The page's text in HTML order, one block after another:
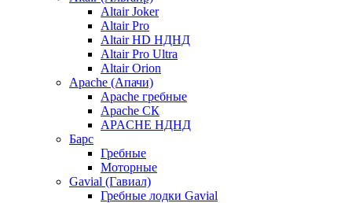
Altair Joker
Altair Pro
Altair HD НДНД
Altair Pro Ultra
Altair Orion
Apache (Апачи)
Apache гребные
Apache СК
APACHE НДНД
Барс
Гребные
Моторные
Gavial (Гавиал)
Гребные лодки Gavial